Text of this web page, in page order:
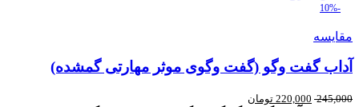
-10%
مقایسه
آداب گفت وگو (گفت وگوی موثر مهارتی گمشده)
245,000
220,000 تومان